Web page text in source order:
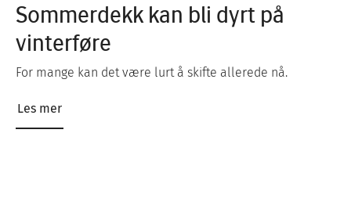
Sommerdekk kan bli dyrt på
vinterføre
For mange kan det være lurt å skifte allerede nå.
Les mer